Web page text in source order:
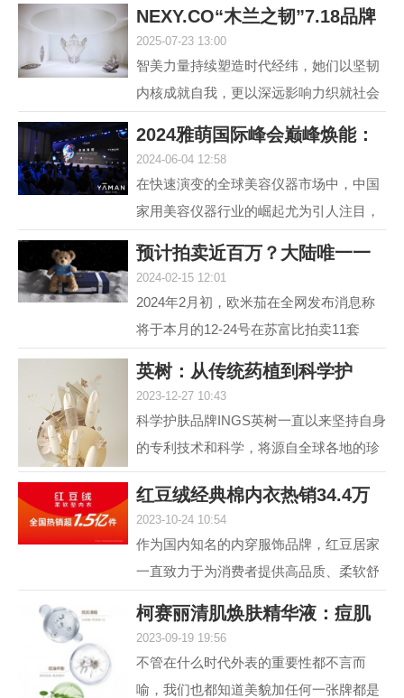
NEXY.CO“木兰之韧”7.18品牌
2025-07-23 13:00
智美力量持续塑造时代经纬，她们以坚韧
内核成就自我，更以深远影响力织就社会
牌NEXY.CO（奈蔻）...
2024雅萌国际峰会巅峰焕能：
2024-06-04 12:58
在快速演变的全球美容仪器市场中，中国
家用美容仪器行业的崛起尤为引人注目，
到快速增长的转变，...
预计拍卖近百万？大陆唯一一
2024-02-15 12:01
2024年2月初，欧米茄在全网发布消息称
将于本月的12-24号在苏富比拍卖11套
腕表手提箱套装。但是截...
英树：从传统药植到科学护
2023-12-27 10:43
科学护肤品牌INGS英树一直以来坚持自身
的专利技术和科学，将源自全球各地的珍
贵自然原料，转化为安全高效的护肤配
方，不断解锁肌肤自身...
红豆绒经典棉内衣热销34.4万
2023-10-24 10:54
作为国内知名的内穿服饰品牌，红豆居家
一直致力于为消费者提供高品质、柔软舒
作为红豆居家的核心...
柯赛丽清肌焕肤精华液：痘肌
2023-09-19 19:56
不管在什么时代外表的重要性都不言而
喻，我们也都知道美貌加任何一张牌都是